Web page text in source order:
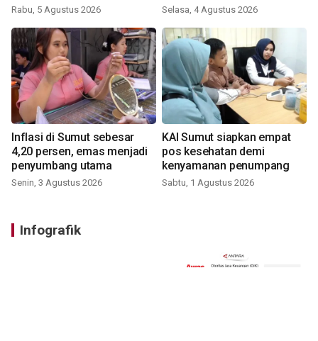
Rabu, 5 Agustus 2026 Selasa, 4 Agustus 2026
Inflasi di Sumut sebesar
4,20 persen, emas menjadi
penyumbang utama
Senin, 3 Agustus 2026
KAI Sumut siapkan empat
pos kesehatan demi
kenyamanan penumpang
Sabtu, 1 Agustus 2026
Infografik